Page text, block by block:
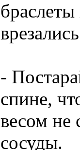
-
спине,
весом не
сосуды.